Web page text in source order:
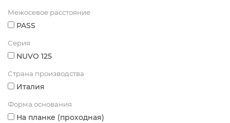
Межосевое расстояние
PASS
Серия
NUVO 125
Страна производства
Италия
Форма основания
На планке (проходная)